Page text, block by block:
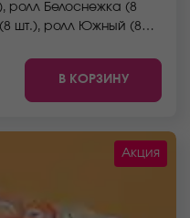
ролл Белоснежка (8
шт.), ролл Южный (8
в стоимость
отличаться от
В КОРЗИНУ
Акция